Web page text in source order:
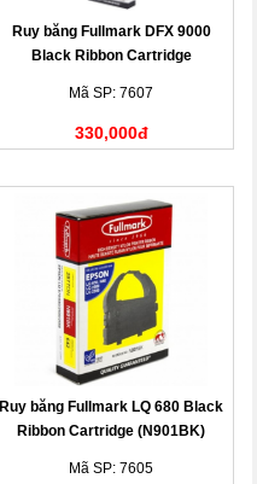
Ruy băng Fullmark DFX 9000
Black Ribbon Cartridge
Mã SP: 7607
330,000đ
Ruy băng Fullmark LQ 680 Black
Ribbon Cartridge (N901BK)
Mã SP: 7605